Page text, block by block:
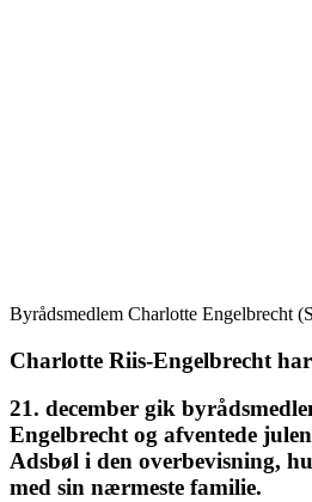
Byrådsmedlem Charlotte Engelbrecht
Charlotte Riis-Engelbrecht
21. december gik
Engelbrecht og afventede
Adsbøl i den overbevisning,
med sin nærmeste familie.